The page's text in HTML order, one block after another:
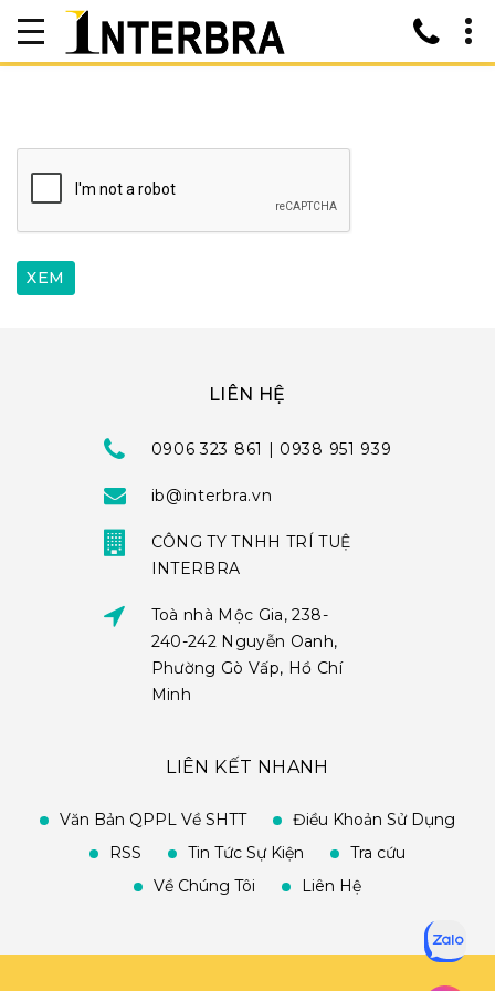
LIÊN HỆ
0906 323 861 | 0938 951 939
ib@interbra.vn
CÔNG TY TNHH TRÍ TUỆ
INTERBRA
Toà nhà Mộc Gia, 238-
240-242 Nguyễn Oanh,
Phường Gò Vấp, Hồ Chí
Minh
LIÊN KẾT NHANH
Văn Bản QPPL Về SHTT
Điều Khoản Sử Dụng
RSS
Tin Tức Sự Kiện
Tra cứu
Về Chúng Tôi
Liên Hệ